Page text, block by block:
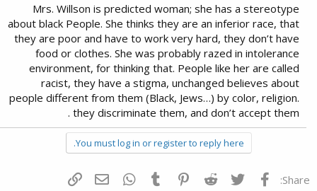
Mrs. Willson is predicted woman; she has a stereotype
about black People. She thinks they are an inferior race, that
they are poor and have to work very hard, they don’t have
food or clothes. She was probably razed in intolerance
environment, for thinking that. People like her are called
racist, they have a stigma, unchanged believes about
people different from them (Black, Jews…) by color, religion.
they discriminate them, and don’t accept them .
You must log in or register to reply here.
Share: פייסבוק Twitter
Reddit
Pinterest
Tumblr
WhatsAppדואר אלקטרוני